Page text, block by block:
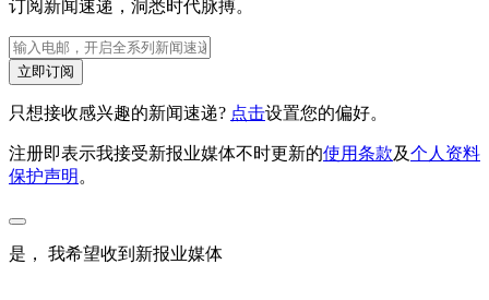
订阅新闻速递，洞悉时代脉搏。
立即订阅
只想接收感兴趣的新闻速递? 点击设置您的偏好。
注册即表示我接受新报业媒体不时更新的使用条款及个人资料
保护声明 。
是， 我希望收到新报业媒体